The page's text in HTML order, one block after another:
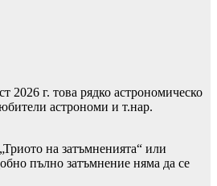
2026 г. това рядко астрономическо
астрономи и т.нар.
на затъмненията“ или
пълно затъмнение няма да се